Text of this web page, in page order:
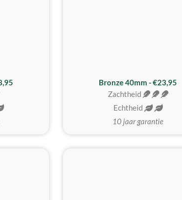
Bronze 40mm - €23,95
Zachtheid
Echtheid
10 jaar garantie